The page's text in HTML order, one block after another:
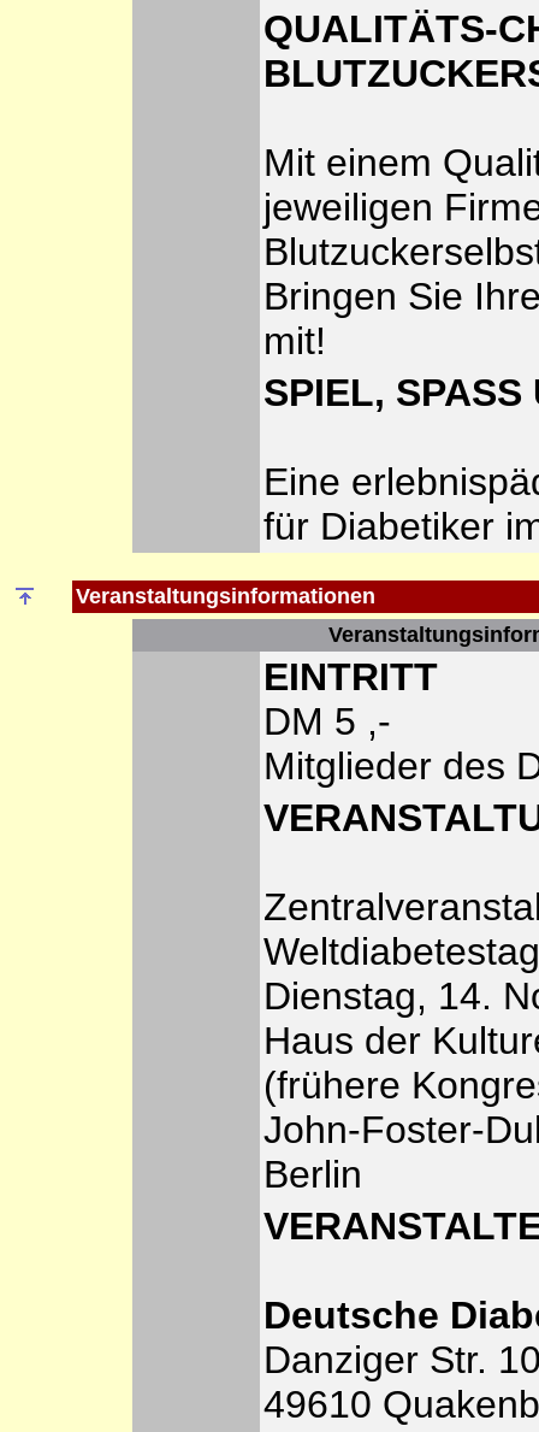
QUALITÄTS-
Mit einem
jeweiligen
Bringen Sie
mit!
SPIEL, SPASS
Eine
für Diabetiker
Veranstaltungsinformationen
EINTRITT
DM 5 ,-
Mitglieder des
Dienstag, 14.
Haus der
(frühere
John-Foster-
Berlin
Deutsche
Danziger Str.
49610